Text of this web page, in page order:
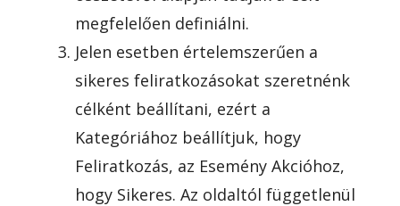
megfelelően definiálni.
Jelen esetben értelemszerűen a
sikeres feliratkozásokat szeretnénk
célként beállítani, ezért a
Kategóriához beállítjuk, hogy
Feliratkozás, az Esemény Akcióhoz,
hogy Sikeres. Az oldaltól függetlenül